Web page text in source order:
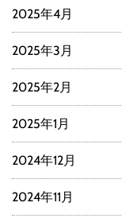
2025年4月
2025年3月
2025年2月
2025年1月
2024年12月
2024年11月